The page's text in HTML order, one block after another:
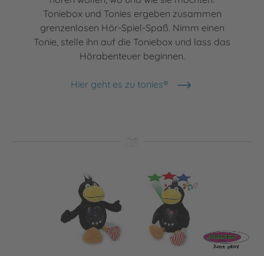
Toniebox und Tonies ergeben zusammen
grenzenlosen Hör-Spiel-Spaß. Nimm einen
Tonie, stelle ihn auf die Toniebox und lass das
Hörabenteuer beginnen.
Hier geht es zu tonies®